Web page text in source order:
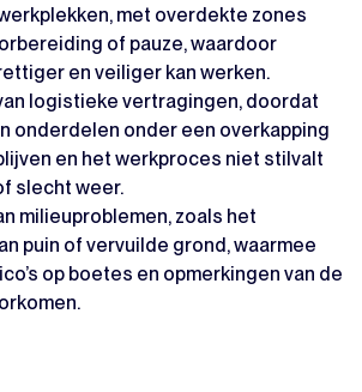
met overdekte zones
of pauze, waardoor
en veiliger kan werken.
logistieke vertragingen, doordat
onderdelen onder een overkapping
en het werkproces niet stilvalt
slecht weer.
milieuproblemen, zoals het
puin of vervuilde grond, waarmee
op boetes en opmerkingen van de